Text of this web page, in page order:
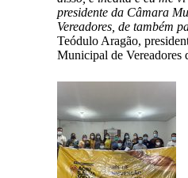
presidente da Câmara
Vereadores, de também
Teódulo Aragão,
Municipal de Vereadores